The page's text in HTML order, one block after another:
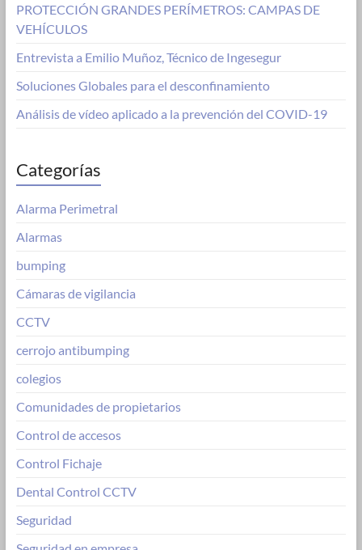
PROTECCIÓN GRANDES PERÍMETROS: CAMPAS DE
VEHÍCULOS
Entrevista a Emilio Muñoz, Técnico de Ingesegur
Soluciones Globales para el desconfinamiento
Análisis de vídeo aplicado a la prevención del COVID-19
Categorías
Alarma Perimetral
Alarmas
bumping
Cámaras de vigilancia
CCTV
cerrojo antibumping
colegios
Comunidades de propietarios
Control de accesos
Control Fichaje
Dental Control CCTV
Seguridad